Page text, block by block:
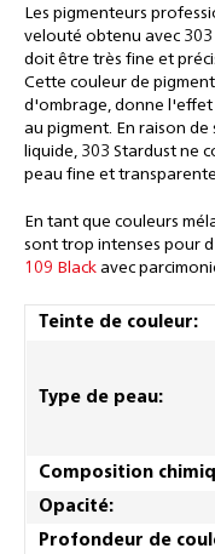
Les pigmenteurs
velouté obtenu avec
doit être très fine et
Cette couleur de
d'ombrage, donne l'effet
au pigment. En raison
liquide, 303 Stardust ne
peau fine et
En tant que couleurs
sont trop intenses pour
109 Black avec
Teinte de couleur:
Type de peau:
Composition
Opacité:
Profondeur de